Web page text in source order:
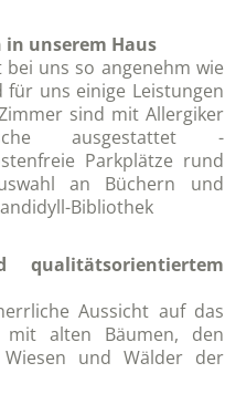
unserem Haus
uns so angenehm wie
uns einige Leistungen
sind mit Allergiker
ausgestattet -
Parkplätze rund
an Büchern und
Bibliothek
Aussicht auf das
mit alten Bäumen, den
und Wälder der